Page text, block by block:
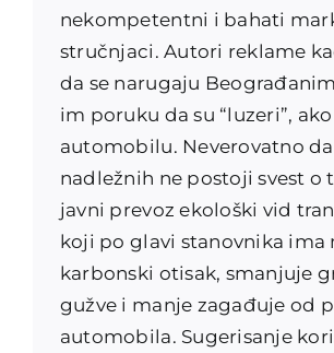
nekompetentni i bahati
stručnjaci. Autori reklame
da se narugaju
im poruku da su “luzeri”,
automobilu. Neverovatno
nadležnih ne postoji svest o
javni prevoz ekološki vid
koji po glavi stanovnika ima
karbonski otisak, smanjuje
gužve i manje zagađuje od
automobila. Sugerisanje